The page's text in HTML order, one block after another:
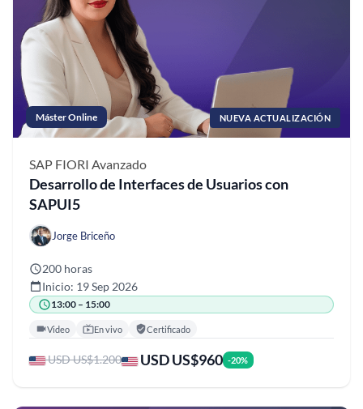
Máster Online NUEVA ACTUALIZACIÓN
SAP FIORI Avanzado
Desarrollo de Interfaces de Usuarios con
SAPUI5
Jorge Briceño
200 horas
Inicio: 19 Sep 2026
13:00 – 15:00
Video En vivo Certificado
USD US$1.200 USD US$960 -20%